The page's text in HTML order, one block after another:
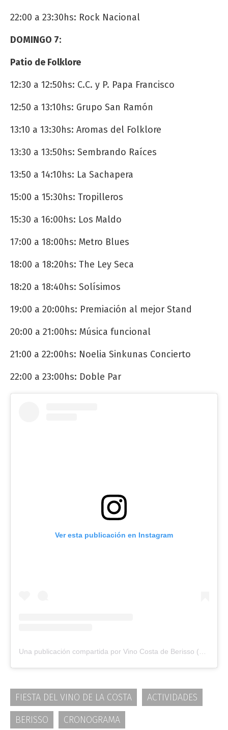
22:00 a 23:30hs: Rock Nacional
DOMINGO 7:
Patio de Folklore
12:30 a 12:50hs: C.C. y P. Papa Francisco
12:50 a 13:10hs: Grupo San Ramón
13:10 a 13:30hs: Aromas del Folklore
13:30 a 13:50hs: Sembrando Raíces
13:50 a 14:10hs: La Sachapera
15:00 a 15:30hs: Tropilleros
15:30 a 16:00hs: Los Maldo
17:00 a 18:00hs: Metro Blues
18:00 a 18:20hs: The Ley Seca
18:20 a 18:40hs: Solísimos
19:00 a 20:00hs: Premiación al mejor Stand
20:00 a 21:00hs: Música funcional
21:00 a 22:00hs: Noelia Sinkunas Concierto
22:00 a 23:00hs: Doble Par
Ver esta publicación en Instagram
FIESTA DEL VINO DE LA COSTA
ACTIVIDADES
BERISSO
CRONOGRAMA